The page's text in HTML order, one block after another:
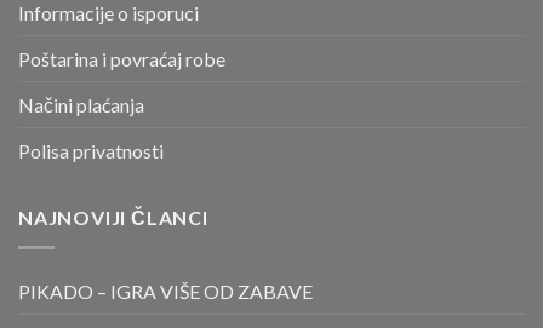
Informacije o isporuci
Poštarina i povraćaj robe
Načini plaćanja
Polisa privatnosti
NAJNOVIJI ČLANCI
PIKADO – IGRA VIŠE OD ZABAVE